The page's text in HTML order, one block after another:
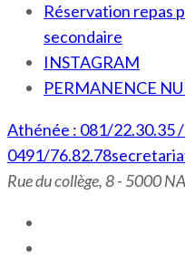
Réservation repas
secondaire
INSTAGRAM
PERMANENCE
Athénée : 081/22.30.35
0491/76.82.78
Rue du collège, 8 - 5000